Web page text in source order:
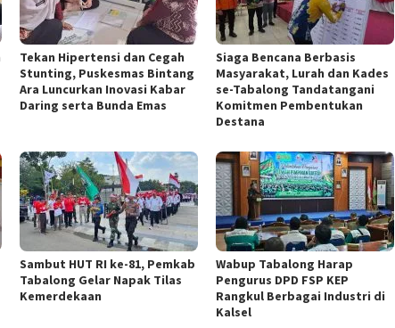
Tekan Hipertensi dan Cegah
Stunting, Puskesmas Bintang
Ara Luncurkan Inovasi Kabar
Daring serta Bunda Emas
Siaga Bencana Berbasis
Masyarakat, Lurah dan Kades
se-Tabalong Tandatangani
Komitmen Pembentukan
Destana
Sambut HUT RI ke-81, Pemkab
Tabalong Gelar Napak Tilas
Kemerdekaan
Wabup Tabalong Harap
Pengurus DPD FSP KEP
Rangkul Berbagai Industri di
Kalsel